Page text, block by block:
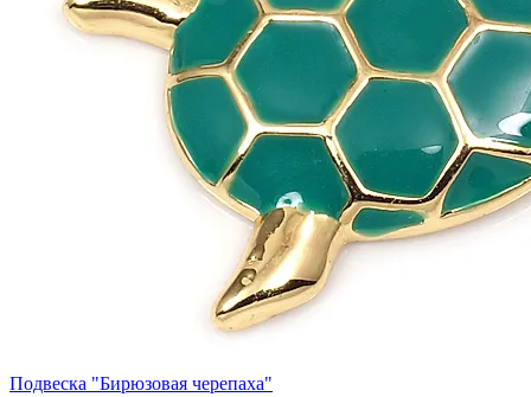
Подвеска "Бирюзовая черепаха"